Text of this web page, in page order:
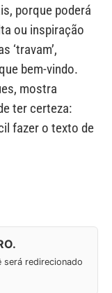
porque poderá
ou inspiração
‘travam’,
bem-vindo.
mostra
ter certeza:
fazer o texto de
será redirecionado